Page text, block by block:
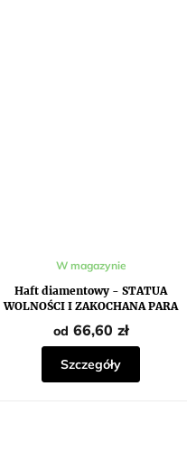
Haft diamentowy - STATUA
WOLNOŚCI I ZAKOCHANA PARA
W magazynie
od 66,60 zł
Szczegóły